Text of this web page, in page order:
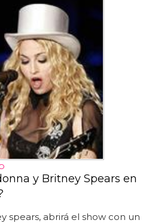
y Britney Spears en
spears, abrirá el show con un